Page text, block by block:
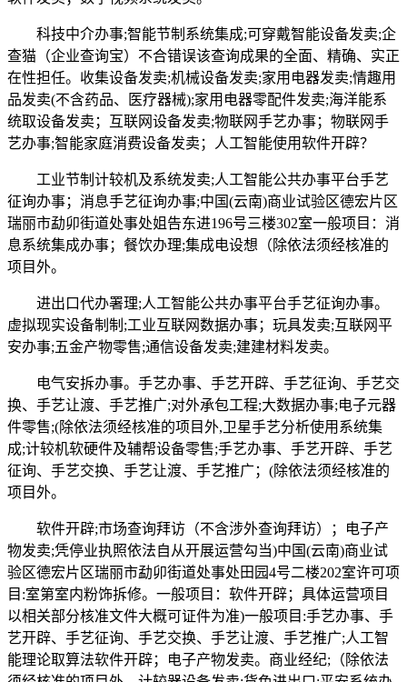
科技中介办事;智能节制系统集成;可穿戴智能设备发卖;企
查猫（企业查询宝）不合错误该查询成果的全面、精确、实正
在性担任。收集设备发卖;机械设备发卖;家用电器发卖;情趣用
品发卖(不含药品、医疗器械);家用电器零配件发卖;海洋能系
统取设备发卖；互联网设备发卖;物联网手艺办事；物联网手
艺办事;智能家庭消费设备发卖；人工智能使用软件开辟？
工业节制计较机及系统发卖;人工智能公共办事平台手艺
征询办事；消息手艺征询办事;中国(云南)商业试验区德宏片区
瑞丽市勐卯街道处事处姐告东进196号三楼302室一般项目：消
息系统集成办事；餐饮办理;集成电设想（除依法须经核准的
项目外。
进出口代办署理;人工智能公共办事平台手艺征询办事。
虚拟现实设备制制;工业互联网数据办事；玩具发卖;互联网平
安办事;五金产物零售;通信设备发卖;建建材料发卖。
电气安拆办事。手艺办事、手艺开辟、手艺征询、手艺交
换、手艺让渡、手艺推广;对外承包工程;大数据办事;电子元器
件零售;(除依法须经核准的项目外,卫星手艺分析使用系统集
成;计较机软硬件及辅帮设备零售;手艺办事、手艺开辟、手艺
征询、手艺交换、手艺让渡、手艺推广；(除依法须经核准的
项目外。
软件开辟;市场查询拜访（不含涉外查询拜访）；电子产
物发卖;凭停业执照依法自从开展运营勾当)中国(云南)商业试
验区德宏片区瑞丽市勐卯街道处事处田园4号二楼202室许可项
目:室第室内粉饰拆修。一般项目：软件开辟；具体运营项目
以相关部分核准文件大概可证件为准)一般项目:手艺办事、手
艺开辟、手艺征询、手艺交换、手艺让渡、手艺推广;人工智
能理论取算法软件开辟；电子产物发卖。商业经纪;（除依法